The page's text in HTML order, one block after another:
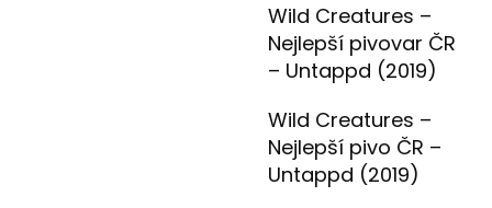
Wild Creatures –
Nejlepší pivovar ČR
– Untappd (2019)
Wild Creatures –
Nejlepší pivo ČR –
Untappd (2019)